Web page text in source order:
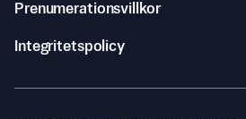
Prenumerationsvillkor
Integritetspolicy